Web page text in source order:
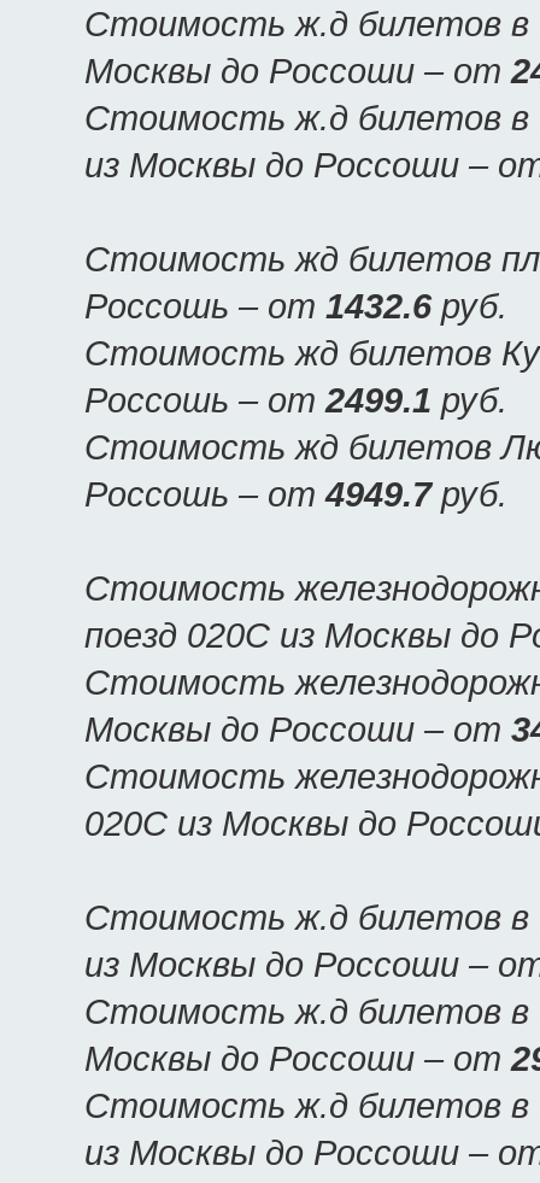
Стоимость ж.д билетов в
Москвы до Россоши – от
Стоимость ж.д билетов в
из Москвы до Россоши –
Стоимость жд билетов
Россошь – от 1432.6 руб.
Стоимость жд билетов
Россошь – от2499.1 руб.
Стоимость жд билетов
Россошь – от4949.7руб.
Стоимость
поезд 020С из Москвы до
Стоимость
Москвы до Россоши – от
Стоимость
020С из Москвы до
Стоимость ж.д билетов в
из Москвы до Россоши –
Стоимость ж.д билетов в
Москвы до Россоши – от
Стоимость ж.д билетов в
из Москвы до Россоши –